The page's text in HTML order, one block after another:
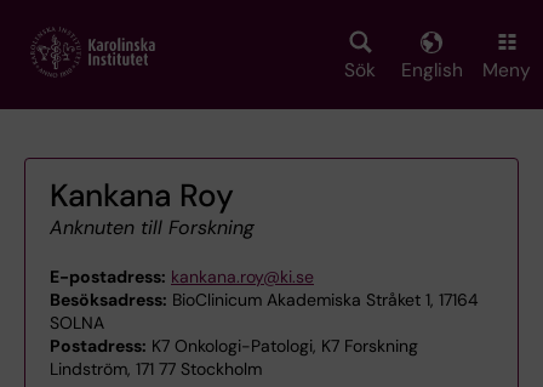
main
Sök English Meny
Kankana Roy
Anknuten till Forskning
E-postadress: kankana.roy@ki.se
Besöksadress: BioClinicum Akademiska Stråket 1, 17164
SOLNA
Postadress: K7 Onkologi-Patologi, K7 Forskning
Lindström, 171 77 Stockholm